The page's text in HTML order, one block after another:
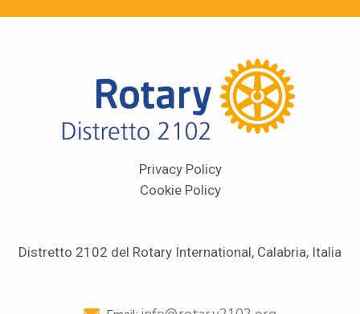
Privacy Policy
Cookie Policy
Distretto 2102 del Rotary International, Calabria, Italia